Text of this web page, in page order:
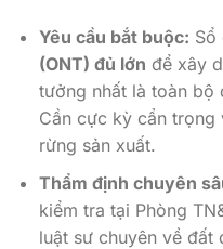
Yêu cầu bắt buộc: Sổ
(ONT) đủ lớn để xây
tưởng nhất là toàn bộ
Cần cực kỳ cẩn
rừng sản xuất.
Thẩm định chuyên
kiểm tra tại Phòng
luật sư chuyên về đất